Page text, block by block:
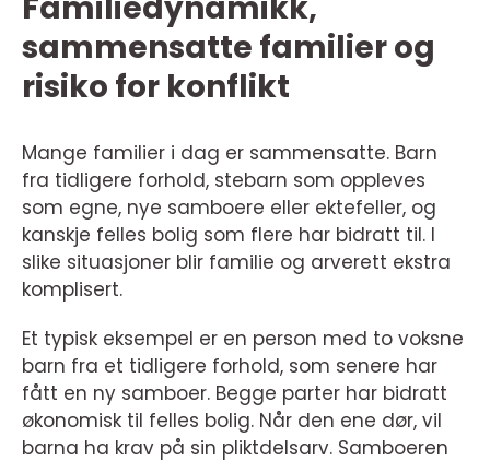
Familiedynamikk,
sammensatte familier og
risiko for konflikt
Mange familier i dag er sammensatte. Barn
fra tidligere forhold, stebarn som oppleves
som egne, nye samboere eller ektefeller, og
kanskje felles bolig som flere har bidratt til. I
slike situasjoner blir familie og arverett ekstra
komplisert.
Et typisk eksempel er en person med to voksne
barn fra et tidligere forhold, som senere har
fått en ny samboer. Begge parter har bidratt
økonomisk til felles bolig. Når den ene dør, vil
barna ha krav på sin pliktdelsarv. Samboeren